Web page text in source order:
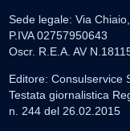
Sede legale: Via
P.IVA 02757950643
Oscr. R.E.A. AV
Editore: Consulservice
Testata giornalistica
n. 244 del 26.02.2015